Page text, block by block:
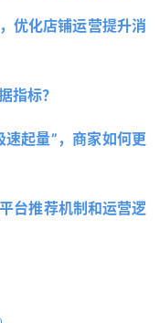
优化店铺运营提升消
指标？
速起量”，商家如何更
台推荐机制和运营逻